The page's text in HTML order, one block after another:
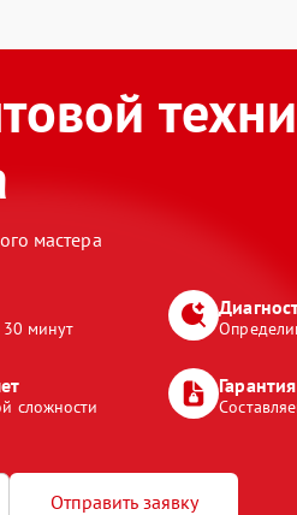
мастера
30 минут
сложности
Отправить заявку